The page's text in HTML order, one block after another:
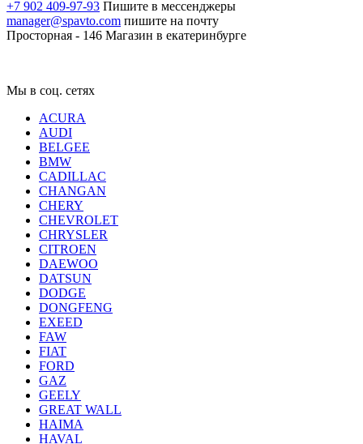
+7 902 409-97-93 Пишите в мессенджеры
manager@spavto.com пишите на почту
Просторная - 146 Магазин в екатеринбурге
Мы в соц. сетях
ACURA
AUDI
BELGEE
BMW
CADILLAC
CHANGAN
CHERY
CHEVROLET
CHRYSLER
CITROEN
DAEWOO
DATSUN
DODGE
DONGFENG
EXEED
FAW
FIAT
FORD
GAZ
GEELY
GREAT WALL
HAIMA
HAVAL